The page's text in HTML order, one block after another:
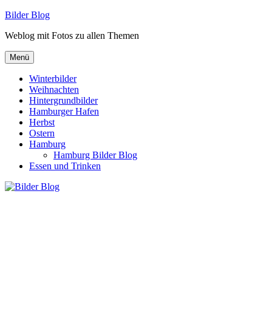
Zum
springen
Bilder Blog
Weblog mit Fotos zu allen Themen
Menü
Winterbilder
Weihnachten
Hintergrundbilder
Hamburger Hafen
Herbst
Ostern
Hamburg
Hamburg Bilder Blog
Essen und Trinken